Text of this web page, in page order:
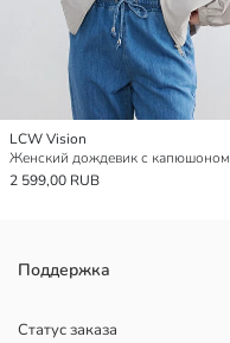
LCW Vision
Женский дождевик с капюшоном
2 599,00 RUB
Поддержка
Статус заказа